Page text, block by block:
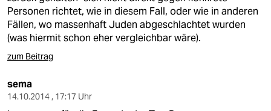
Personen richtet, wie in diesem Fall, oder wie in anderen
Fällen, wo massenhaft Juden abgeschlachtet wurden
(was hiermit schon eher vergleichbar wäre).
zum Beitrag
sema
14.10.2014 , 17:17 Uhr